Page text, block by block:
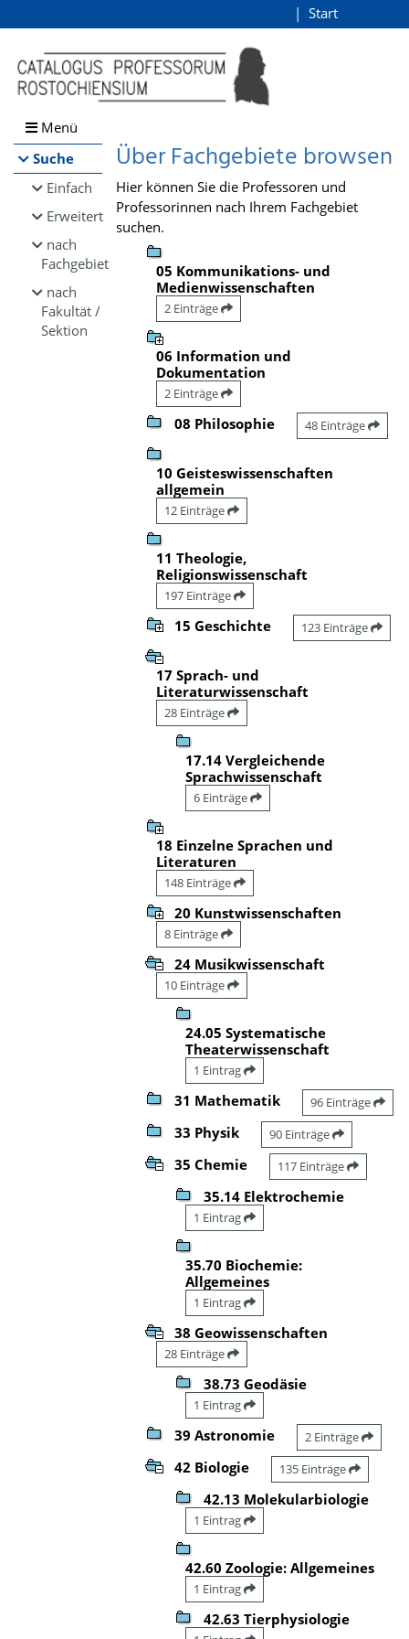
Browsen
direkt zum Inhalt
Start
Menü
Suche
Einfach
Erweitert
nach
Fachgebiet
nach
Fakultät /
Sektion
Über Fachgebiete browsen
Hier können Sie die Professoren und
Professorinnen nach Ihrem Fachgebiet
suchen.
05 Kommunikations- und
Medienwissenschaften
2 Einträge
06 Information und
Dokumentation
2 Einträge
08 Philosophie 48 Einträge
10 Geisteswissenschaften
allgemein
12 Einträge
11 Theologie,
Religionswissenschaft
197 Einträge
15 Geschichte 123 Einträge
17 Sprach- und
Literaturwissenschaft
28 Einträge
17.14 Vergleichende
Sprachwissenschaft
6 Einträge
18 Einzelne Sprachen und
Literaturen
148 Einträge
20 Kunstwissenschaften
8 Einträge
24 Musikwissenschaft
10 Einträge
24.05 Systematische
Theaterwissenschaft
1 Eintrag
31 Mathematik 96 Einträge
33 Physik 90 Einträge
35 Chemie 117 Einträge
35.14 Elektrochemie
1 Eintrag
35.70 Biochemie:
Allgemeines
1 Eintrag
38 Geowissenschaften
28 Einträge
38.73 Geodäsie
1 Eintrag
39 Astronomie 2 Einträge
42 Biologie 135 Einträge
42.13 Molekularbiologie
1 Eintrag
42.60 Zoologie: Allgemeines
1 Eintrag
42.63 Tierphysiologie